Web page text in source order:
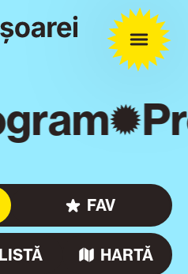
LISTĂ HARTĂ
FAV